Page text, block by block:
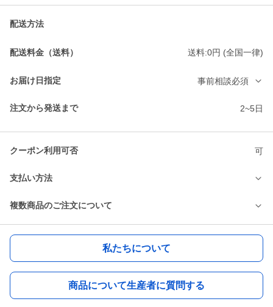
配送方法
配送料金（送料） 送料:0円 (全国一律)
お届け日指定 事前相談必須
注文から発送まで 2~5日
クーポン利用可否 可
支払い方法
複数商品のご注文について
私たちについて
商品について生産者に質問する